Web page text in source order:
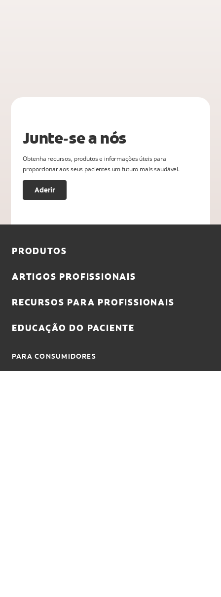
Junte-se a nós
Obtenha recursos, produtos e informações úteis para
proporcionar aos seus pacientes um futuro mais saudável.
Aderir
PRODUTOS
ARTIGOS PROFISSIONAIS
RECURSOS PARA PROFISSIONAIS
EDUCAÇÃO DO PACIENTE
PARA CONSUMIDORES